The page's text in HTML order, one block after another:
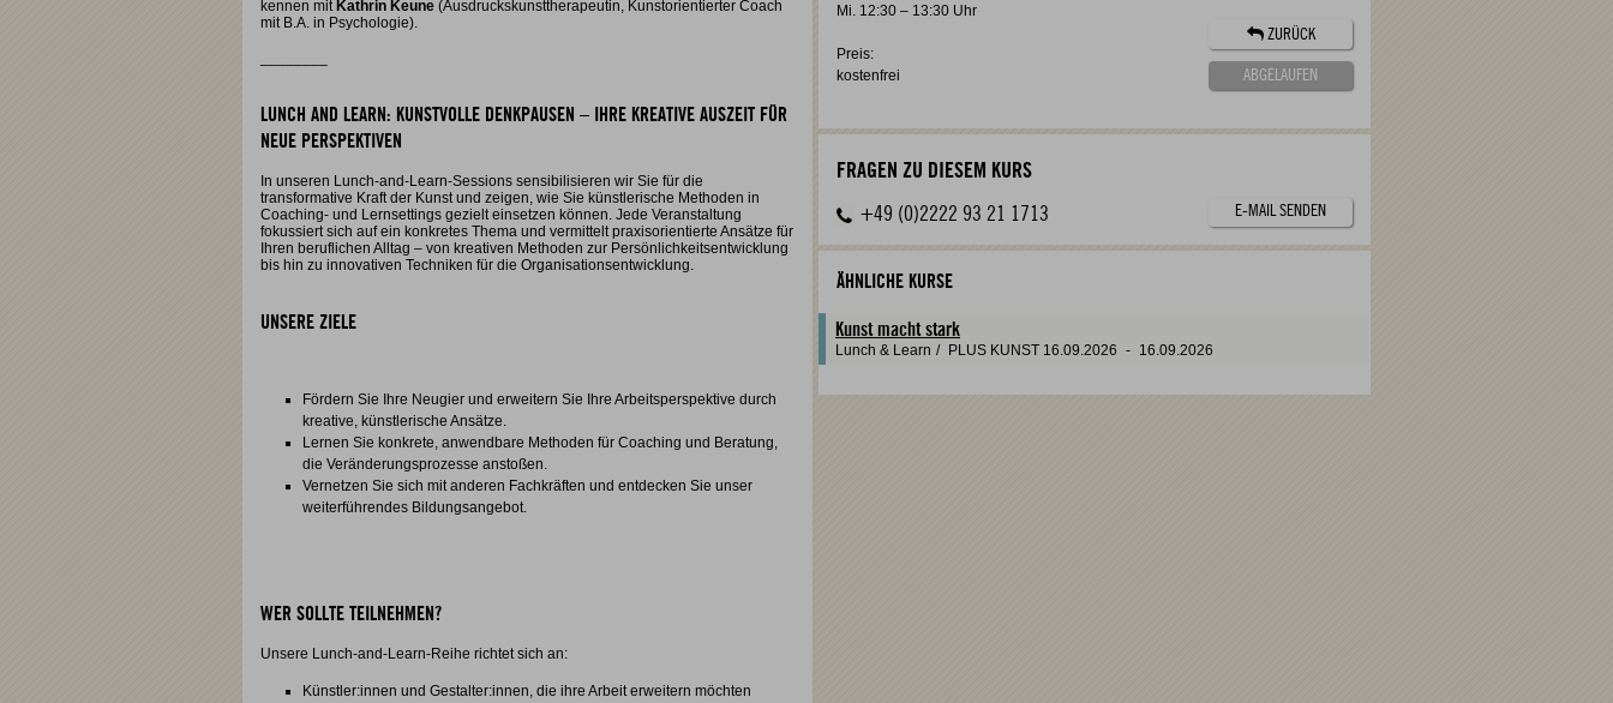
kennen mitKathrin Keune (Ausdruckskunsttherapeutin, Kunstorientierter Coach
mit B.A. in Psychologie).
LUNCH AND LEARN: KUNSTVOLLE DENKPAUSEN – IHRE KREATIVE AUSZEIT FÜR
NEUE PERSPEKTIVEN
In unseren Lunch-and-Learn-Sessions sensibilisieren wir Sie für die
transformative Kraft der Kunst und zeigen, wie Sie künstlerische Methoden in
Coaching- und Lernsettings gezielt einsetzen können. Jede Veranstaltung
fokussiert sich auf ein konkretes Thema und vermittelt praxisorientierte Ansätze für
Ihren beruflichen Alltag – von kreativen Methoden zur Persönlichkeitsentwicklung
bis hin zu innovativen Techniken für die Organisationsentwicklung.
UNSERE ZIELE
Fördern Sie Ihre Neugier und erweitern Sie Ihre Arbeitsperspektive durch
kreative, künstlerische Ansätze.
Lernen Sie konkrete, anwendbare Methoden für Coaching und Beratung,
die Veränderungsprozesse anstoßen.
Vernetzen Sie sich mit anderen Fachkräften und entdecken Sie unser
weiterführendes Bildungsangebot.
WER SOLLTE TEILNEHMEN?
Unsere Lunch-and-Learn-Reihe richtet sich an:
Künstler:innen und Gestalter:innen, die ihre Arbeit erweitern möchten
Mi. 12:30 – 13:30 Uhr
Preis:
kostenfrei
ZURÜCK
ABGELAUFEN
FRAGEN ZU DIESEM KURS
+49 (0)2222 93 21 1713
E-MAIL SENDEN
ÄHNLICHE KURSE
Kunst macht stark
Lunch & Learn / PLUS KUNST 16.09.2026 - 16.09.2026